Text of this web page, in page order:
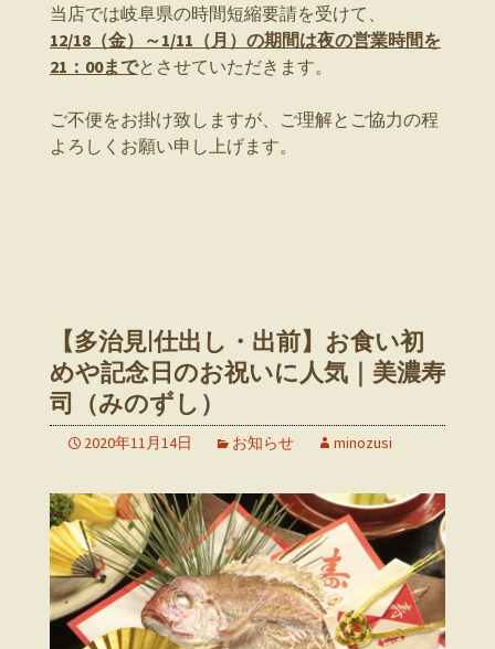
当店では岐阜県の時間短縮要請を受けて、
12/18（金）～1/11（月）の期間は夜の営業時間を
21：00までとさせていただきます。
ご不便をお掛け致しますが、ご理解とご協力の程
よろしくお願い申し上げます。
【多治見|仕出し・出前】お食い初
めや記念日のお祝いに人気｜美濃寿
司（みのずし）
2020年11月14日 お知らせ minozusi